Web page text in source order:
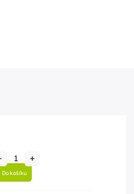
Do košíku